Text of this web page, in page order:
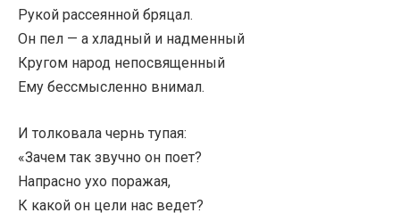
Рукой рассеянной бряцал.
Он пел — а хладный и надменный
Кругом народ непосвященный
Ему бессмысленно внимал.
И толковала чернь тупая:
«Зачем так звучно он поет?
Напрасно ухо поражая,
К какой он цели нас ведет?